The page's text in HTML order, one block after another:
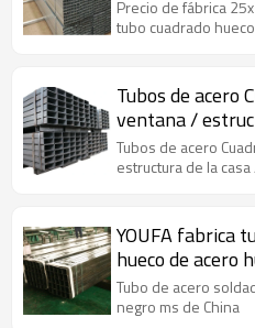
Precio de fábrica
tubo cuadrado
Tubos de acero
ventana /
construcción
Tubos de acero
estructura de la
YOUFA fabrica
hueco de acero
Tubo de acero
negro ms de China